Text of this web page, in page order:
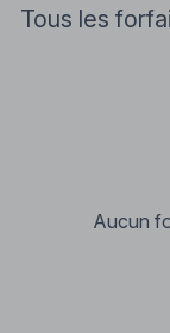
Tous les
Aucun